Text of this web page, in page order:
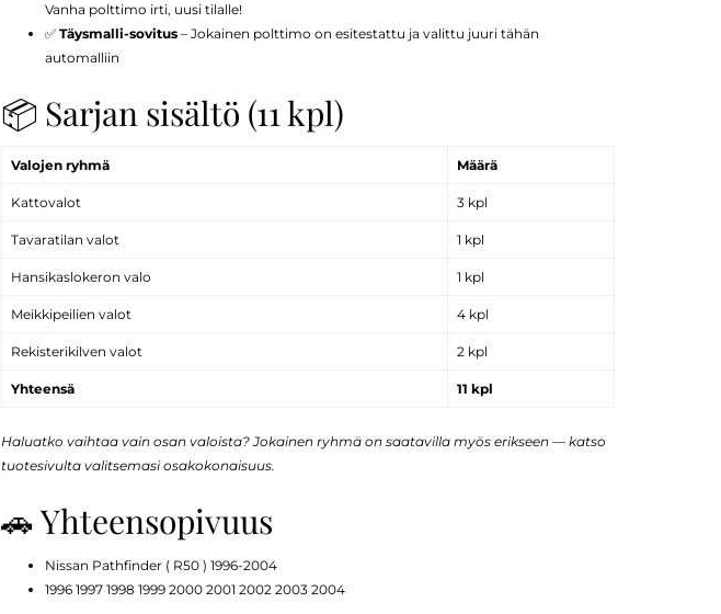
Vanha polttimo irti, uusi tilalle!
✅ Täysmalli-sovitus – Jokainen polttimo on esitestattu ja valittu juuri tähän
automalliin
📦 Sarjan sisältö (11 kpl)
Valojen ryhmä Määrä
Kattovalot 3 kpl
Tavaratilan valot 1 kpl
Hansikaslokeron valo 1 kpl
Meikkipeilien valot 4 kpl
Rekisterikilven valot 2 kpl
Yhteensä 11 kpl
Haluatko vaihtaa vain osan valoista? Jokainen ryhmä on saatavilla myös erikseen — katso
tuotesivulta valitsemasi osakokonaisuus.
🚗 Yhteensopivuus
Nissan Pathfinder ( R50 ) 1996-2004
1996 1997 1998 1999 2000 2001 2002 2003 2004